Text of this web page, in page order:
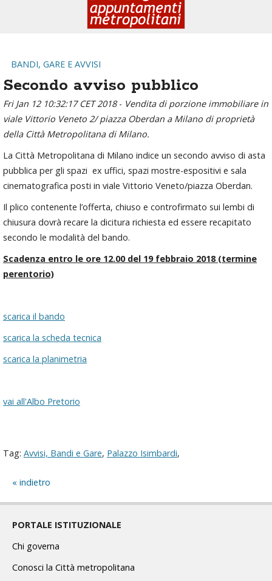
BANDI, GARE E AVVISI
Secondo avviso pubblico
Fri Jan 12 10:32:17 CET 2018- Vendita di porzione immobiliare in
viale Vittorio Veneto 2/ piazza Oberdan a Milano di proprietà
della Città Metropolitana di Milano.
La Città Metropolitana di Milano indice un secondo avviso di asta
pubblica per gli spazi ex uffici, spazi mostre-espositivi e sala
cinematografica posti in viale Vittorio Veneto/piazza Oberdan.
Il plico contenente l’offerta, chiuso e controfirmato sui lembi di
chiusura dovrà recare la dicitura richiesta ed essere recapitato
secondo le modalità del bando.
Scadenza entro le ore 12.00 del 19 febbraio 2018 (termine
perentorio)
scarica il bando
scarica la scheda tecnica
scarica la planimetria
vai all'Albo Pretorio
Tag: Avvisi, Bandi e Gare, Palazzo Isimbardi,
indietro
PORTALE ISTITUZIONALE
Chi governa
Conosci la Città metropolitana